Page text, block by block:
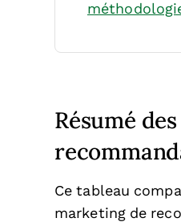
Résumé
Ce tableau
marketing de